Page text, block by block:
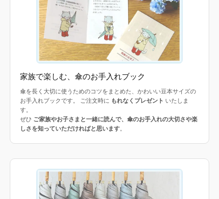
家族で楽しむ、傘のお手入れブック
傘を長く大切に使うためのコツをまとめた、かわいい豆本サイズの
お手入れブックです。 ご注文時に もれなくプレゼント いたしま
す。
ぜひ ご家族やお子さまと一緒に読んで、傘のお手入れの大切さや楽
しさを知っていただければと思います。